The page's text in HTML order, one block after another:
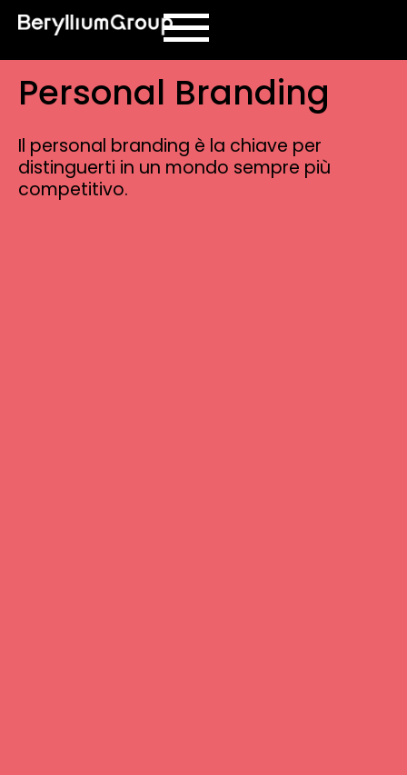
contenuto
Personal Branding
Il personal branding è la chiave per
distinguerti in un mondo sempre più
competitivo.